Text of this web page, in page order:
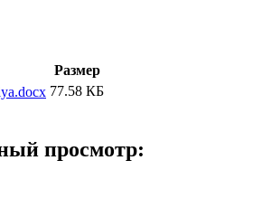
Размер
77.58 КБ
просмотр: